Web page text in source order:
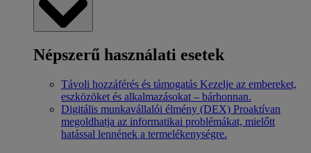
Népszerű használati esetek
Távoli hozzáférés és támogatás Kezelje az embereket,
eszközöket és alkalmazásokat – bárhonnan.
Digitális munkavállalói élmény (DEX) Proaktívan
megoldhatja az informatikai problémákat, mielőtt
hatással lennének a termelékenységre.